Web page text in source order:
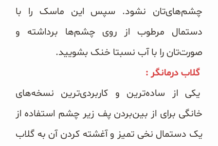
چشم‌های‌تان نشود. سپس این ماسک را با
دستمال مرطوب از روی چشم‌ها برداشته و
صورت‌تان را با آب نسبتا خنک بشویید.
گلاب درمانگر :
یکی از ساده‌ترین و کاربردی‌ترین نسخه‌های
خانگی برای از بین‌بردن پف زیر چشم استفاده از
یک دستمال نخی تمیز و آغشته کردن آن به گلاب